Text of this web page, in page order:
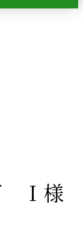
Ｉ様